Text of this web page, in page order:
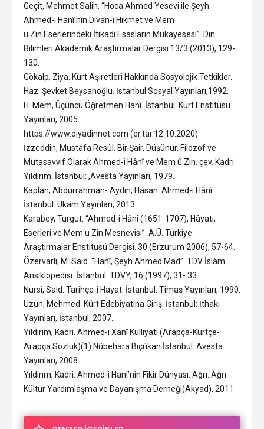
Geçit, Mehmet Salih. “Hoca Ahmed Yesevi ile Şeyh
Ahmed-i Hanî’nın Divan-ı Hikmet ve Mem
u Zin Eserlerindeki İtikadi Esasların Mukayesesi”. Din
Bilimleri Akademik Araştırmalar Dergisi.13/3 (2013), 129-
130.
Gökalp, Ziya. Kürt Aşiretleri Hakkında Sosyolojik Tetkikler.
Haz. Şevket Beysanoğlu. İstanbul:Sosyal Yayınları,1992.
H. Mem, Üçüncü Öğretmen Hanî. İstanbul: Kürt Enstitüsü
Yayınları, 2005.
https://www.diyadinnet.com (er.tar.12.10.2020).
İzzeddin, Mustafa Resûl. Bir Şair, Düşünür, Filozof ve
Mutasavvıf Olarak Ahmed-i Hânî ve Mem û Zin. çev. Kadri
Yıldırım. İstanbul: ,Avesta Yayınları, 1979.
Kaplan, Abdurrahman- Aydın, Hasan. Ahmed-i Hânî .
İstanbul: Ukam Yayınları, 2013.
Karabey, Turgut. “Ahmed-i Hânî (1651-1707), Hâyatı,
Eserleri ve Mem u Zin Mesnevisi”. A.Ü. Türkiye
Araştırmalar Enstitüsü Dergisi. 30 (Erzurum 2006), 57-64.
Özervarlı, M. Said. “Hanî, Şeyh Ahmed Mad”. TDV İslâm
Ansiklopedisi. İstanbul: TDVY, 16 (1997), 31- 33.
Nursi, Said. Tarihçe-i Hayat. İstanbul: Timaş Yayınları, 1990.
Uzun, Mehmed. Kürt Edebiyatına Giriş. İstanbul: İthaki
Yayınları, İstanbul, 2007.
Yıldırım, Kadri. Ahmed-ı Xanî Külliyatı (Arapça-Kürtçe-
Arapça Sözlük)(1):Nûbehara Biçûkan.İstanbul: Avesta
Yayınları, 2008.
Yıldırım, Kadri. Ahmed-i Hanî’nin Fikir Dünyası. Ağrı: Ağrı
Kültür Yardımlaşma ve Dayanışma Derneği(Akyad), 2011.